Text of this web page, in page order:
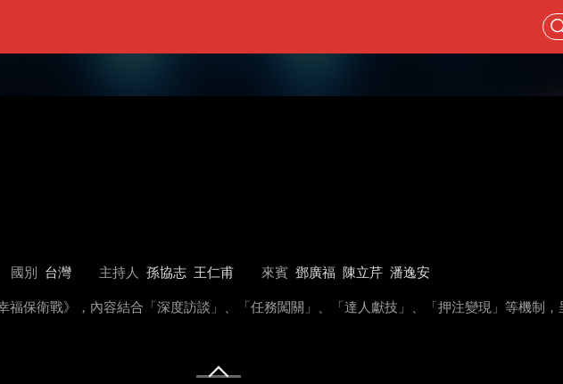
國別 台灣 主持人 孫協志 王仁甫 來賓 鄧廣福 陳立芹 潘逸安
保衛戰》，內容結合「深度訪談」、「任務闖關」、「達人獻技」、「押注變現」等機制